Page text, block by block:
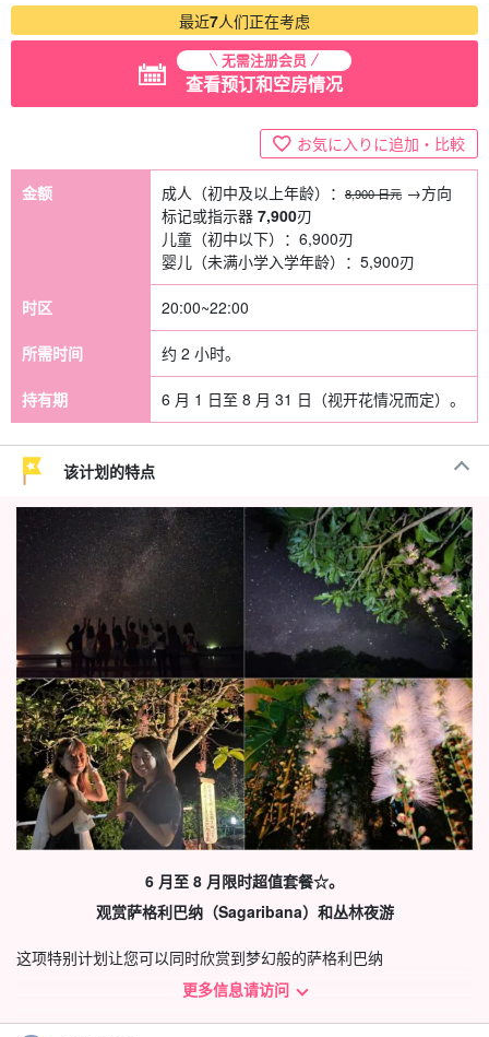
最近7人们正在考虑
无需注册会员
查看预订和空房情况
お気に入りに追加・比較
金额 成人（初中及以上年龄）： 8,900 日元 →方向
标记或指示器 7,900刃
儿童（初中以下）： 6,900刃
婴儿（未满小学入学年龄）： 5,900刃
时区 20:00~22:00
所需时间 约 2 小时。
持有期 6 月 1 日至 8 月 31 日（视开花情况而定）。
该计划的特点
6 月至 8 月限时超值套餐☆。
观赏萨格利巴纳（Sagaribana）和丛林夜游
这项特别计划让您可以同时欣赏到梦幻般的萨格利巴纳
（sagaribana）景色、美丽的星空和非常受欢迎的夜间野生动物
园！
更多信息请访问